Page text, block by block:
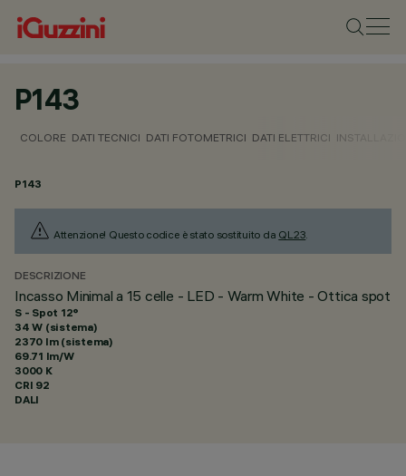
P143
COLORE DATI TECNICI DATI FOTOMETRICI DATI ELETTRICI
P143
Attenzione! Questo codice è stato sostituito da QL23.
DESCRIZIONE
Incasso Minimal a 15 celle - LED - Warm White - Ottica spot
S - Spot 12°
34 W (sistema)
2370 lm (sistema)
69.71 lm/W
3000 K
CRI 92
DALI